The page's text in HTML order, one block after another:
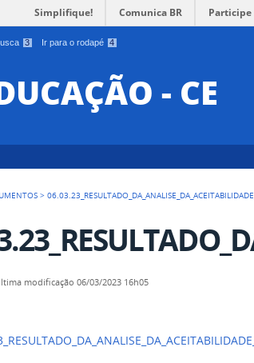
3 Ir para o rodapé 4
Simplifique! Comunica BR Participe
- CE
>
modificação 06/03/2023 16h05